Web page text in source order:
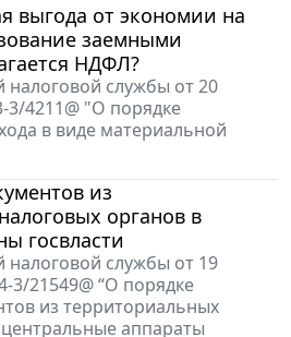
выгода от экономии на
заемными
НДФЛ?
службы от 20
3/4211@ "О порядке
в виде материальной
из
органов в
госвласти
службы от 19
3/21549@ “О порядке
из территориальных
аппараты